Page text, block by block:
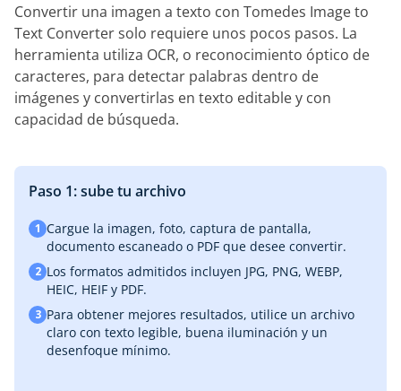
Convertir una imagen a texto con Tomedes Image to
Text Converter solo requiere unos pocos pasos. La
herramienta utiliza OCR, o reconocimiento óptico de
caracteres, para detectar palabras dentro de
imágenes y convertirlas en texto editable y con
capacidad de búsqueda.
Paso 1: sube tu archivo
1 Cargue la imagen, foto, captura de pantalla,
documento escaneado o PDF que desee convertir.
2 Los formatos admitidos incluyen JPG, PNG, WEBP,
HEIC, HEIF y PDF.
3 Para obtener mejores resultados, utilice un archivo
claro con texto legible, buena iluminación y un
desenfoque mínimo.